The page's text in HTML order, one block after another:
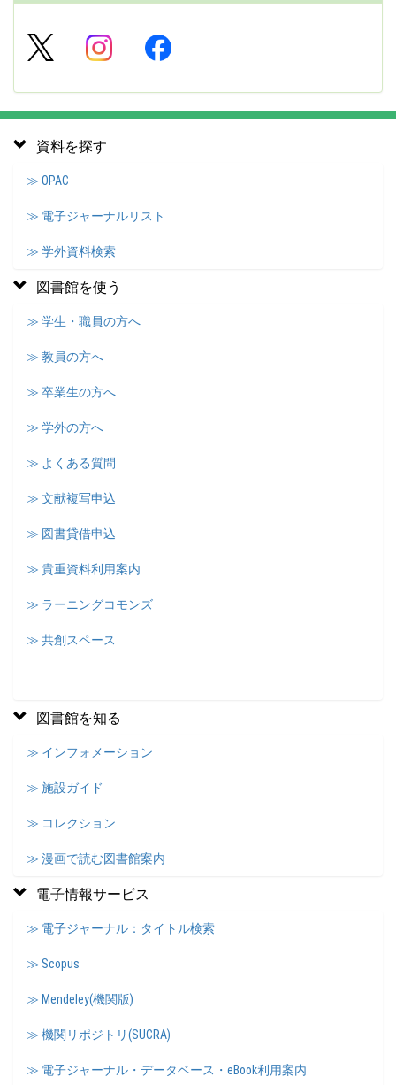
資料を探す
≫ OPAC
≫ 電子ジャーナルリスト
≫ 学外資料検索
図書館を使う
≫ 学生・職員の方へ
≫ 教員の方へ
≫ 卒業生の方へ
≫ 学外の方へ
≫ よくある質問
≫ 文献複写申込
≫ 図書貸借申込
≫ 貴重資料利用案内
≫ ラーニングコモンズ
≫ 共創スペース
図書館を知る
≫ インフォメーション
≫ 施設ガイド
≫ コレクション
≫ 漫画で読む図書館案内
電子情報サービス
≫ 電子ジャーナル：タイトル検索
≫ Scopus
≫ Mendeley(機関版)
≫ 機関リポジトリ(SUCRA)
≫ 電子ジャーナル・データベース・eBook利用案内